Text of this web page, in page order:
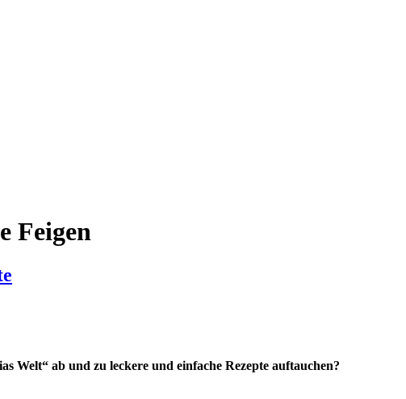
Feigen
Welt“ ab und zu leckere und einfache Rezepte auftauchen?